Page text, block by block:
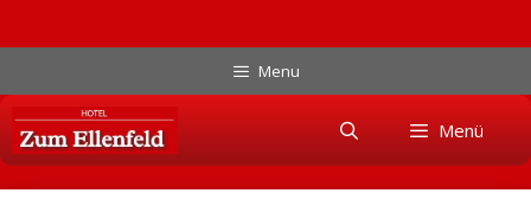
Inhalt
springen
Menu
Skip
content
Menü